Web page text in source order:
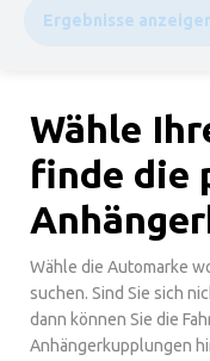
Ergebnisse
Wähle
finde die
Wähle die Automarke
suchen. Sind Sie sich
dann können Sie die
Anhängerkupplungen